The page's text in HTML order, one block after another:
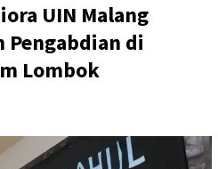
UIN Malang
Pengabdian di
Lombok